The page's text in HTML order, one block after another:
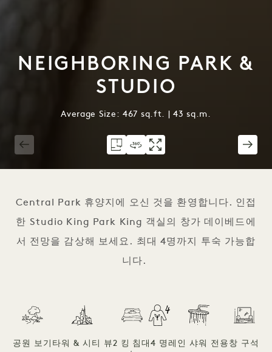
NEIGHBORING PARK &
STUDIO
Average Size: 467 sq.ft. | 43 sq.m.
Central Park 휴양지에 오신 것을 환영합니다. 인접
한 Studio King Park King 객실의 창가 데이베드에
서 전망을 감상해 보세요. 최대 4명까지 투숙 가능합
니다.
공원 보기 타워 & 시티 뷰2 킹 침대4 명레인 샤워 전용 창 구석